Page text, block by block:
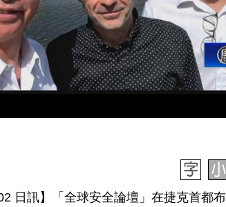
日訊】「全球安全論壇」在捷克首都